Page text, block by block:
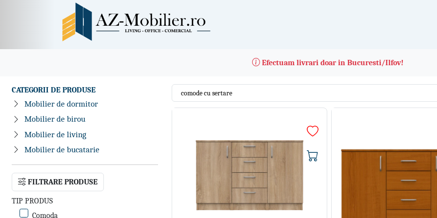
Efectuam livrari doar in Bucuresti/Ilfov!
CATEGORII DE PRODUSE
Mobilier de dormitor
Mobilier de birou
Mobilier de living
Mobilier de bucatarie
FILTRARE PRODUSE
TIP PRODUS
Comoda